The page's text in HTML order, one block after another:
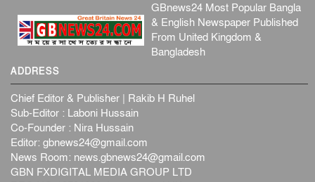
GBnews24 Most Popular Bangla
& English Newspaper Published
From United Kingdom &
Bangladesh
ADDRESS
Chief Editor & Publisher | Rakib H Ruhel
Sub-Editor : Laboni Hussain
Co-Founder : Nira Hussain
Editor: gbnews24@gmail.com
News Room: news.gbnews24@gmail.com
GBN FXDIGITAL MEDIA GROUP LTD